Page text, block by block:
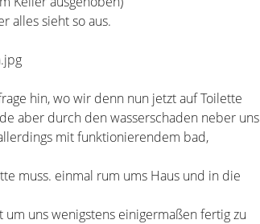
alles sieht so aus.
hin, wo wir denn nun jetzt auf Toilette
aber durch den wasserschaden neber uns
mit funktionierendem bad,
muss. einmal rum ums Haus und in die
uns wenigstens einigermaßen fertig zu